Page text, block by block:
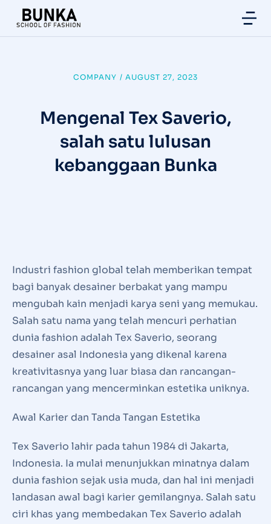
COMPANY / AUGUST 27, 2023
Mengenal Tex Saverio,
salah satu lulusan
kebanggaan Bunka
Industri fashion global telah memberikan tempat
bagi banyak desainer berbakat yang mampu
mengubah kain menjadi karya seni yang memukau.
Salah satu nama yang telah mencuri perhatian
dunia fashion adalah Tex Saverio, seorang
desainer asal Indonesia yang dikenal karena
kreativitasnya yang luar biasa dan rancangan-
rancangan yang mencerminkan estetika uniknya.
Awal Karier dan Tanda Tangan Estetika
Tex Saverio lahir pada tahun 1984 di Jakarta,
Indonesia. Ia mulai menunjukkan minatnya dalam
dunia fashion sejak usia muda, dan hal ini menjadi
landasan awal bagi karier gemilangnya. Salah satu
ciri khas yang membedakan Tex Saverio adalah